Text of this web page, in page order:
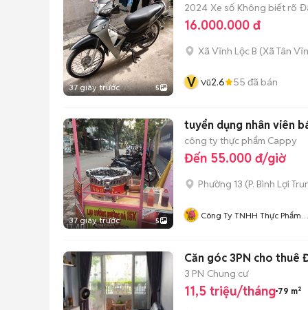
37 giây trước 5
2024 Xe số Không biết rõ
16.000.000 đ
Xã Vĩnh Lộc B (Xã Tân
V Vũ2.6 55 đã bán
37 giây trước 5
tuyển dụng nhân viên
công ty thực phẩm Cappy
Đến 55.000 đ/giờ
Phường 13 (P. Bình Lợi
Công Ty TNHH Thực Phẩm
Căn góc 3PN cho thuê
3 PN Chung cư
11,5 triệu/tháng 79 m²